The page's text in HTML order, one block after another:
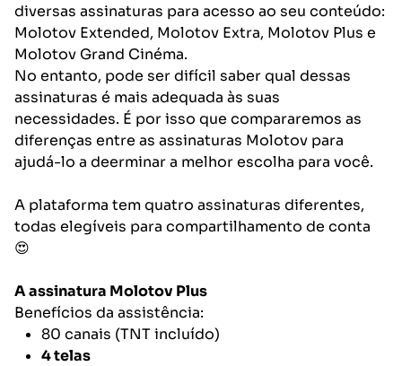
diversas assinaturas para acesso ao seu conteúdo:
Molotov Extended, Molotov Extra, Molotov Plus e
Molotov Grand Cinéma.
No entanto, pode ser difícil saber qual dessas
assinaturas é mais adequada às suas
necessidades. É por isso que compararemos as
diferenças entre as assinaturas Molotov para
ajudá-lo a deerminar a melhor escolha para você.
A plataforma tem quatro assinaturas diferentes,
todas elegíveis para compartilhamento de conta
😍
A assinatura Molotov Plus
Benefícios da assistência:
80 canais (TNT incluído)
4 telas